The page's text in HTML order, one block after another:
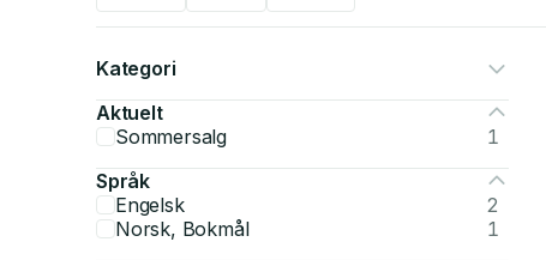
Kategori
Aktuelt
Sommersalg
1
Språk
Engelsk
2
Norsk, Bokmål
1